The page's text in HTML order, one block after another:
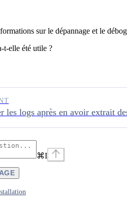
sur le dépannage et le
t-elle été utile ?
les logs après en avoir extrait
⌘I